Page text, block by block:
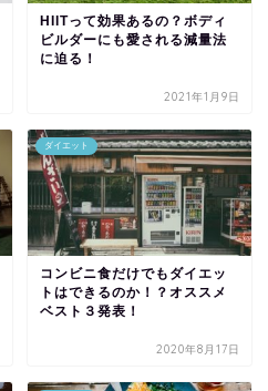
HIITって効果あるの？ボディ
ビルダーにも愛される減量法
に迫る！
2021年1月9日
ダイエット
コンビニ食だけでもダイエッ
トはできるのか！？オススメ
ベスト３発表！
2020年8月17日